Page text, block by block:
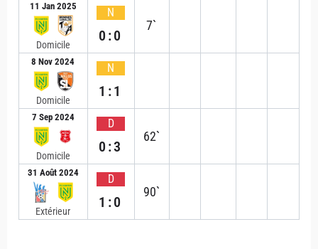
11 Jan 2025
Domicile
N
0:0
7`
8 Nov 2024
Domicile
N
1:1
7 Sep 2024
Domicile
D
0:3
62`
31 Août 2024
Extérieur
D
1:0
90`